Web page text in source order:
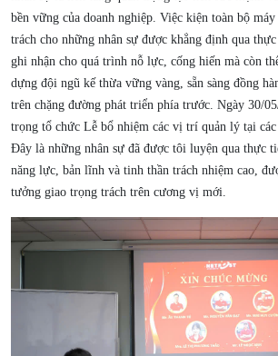
bền vững của doanh nghiệp. Việc kiện toàn bộ
trách cho những nhân sự được khẳng định qua
ghi nhận cho quá trình nỗ lực, cống hiến mà còn
dựng đội ngũ kế thừa vững vàng, sẵn sàng đồng
trên chặng đường phát triển phía trước. Ngày 30/
trọng tổ chức Lễ bổ nhiệm các vị trí quản lý tại
Đây là những nhân sự đã được tôi luyện qua thực
năng lực, bản lĩnh và tinh thần trách nhiệm cao,
tưởng giao trọng trách trên cương vị mới.